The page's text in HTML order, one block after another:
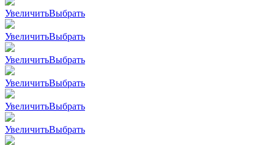
УвеличитьВыбрать
УвеличитьВыбрать
УвеличитьВыбрать
УвеличитьВыбрать
УвеличитьВыбрать
УвеличитьВыбрать